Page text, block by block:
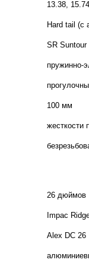
13.38,
Hard tail (с
SR Suntour
пружинно-
100 мм
жесткости
26 дюймов
Impac
Alex DC 26